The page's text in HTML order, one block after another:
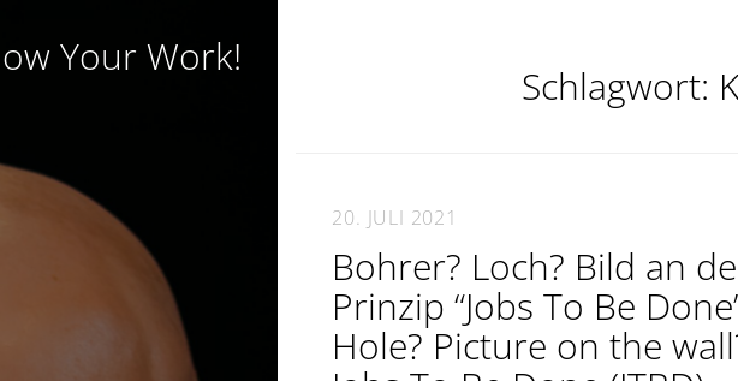
Your Work!
Schlagwort:
20. JULI 2021
Bohrer? Loch? Bild an
Prinzip “Jobs To Be
Hole? Picture on the